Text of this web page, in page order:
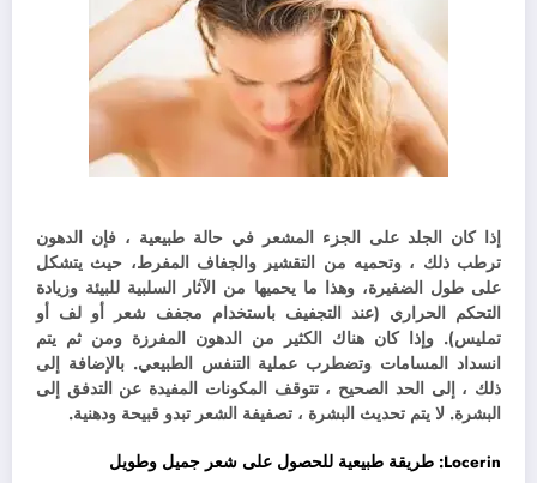
إذا كان الجلد على الجزء المشعر في حالة طبيعية ، فإن الدهون
ترطب ذلك ، وتحميه من التقشير والجفاف المفرط، حيث يتشكل
على طول الضفيرة، وهذا ما يحميها من الآثار السلبية للبيئة وزيادة
التحكم الحراري (عند التجفيف باستخدام مجفف شعر أو لف أو
تمليس). وإذا كان هناك الكثير من الدهون المفرزة ومن ثم يتم
انسداد المسامات وتضطرب عملية التنفس الطبيعي. بالإضافة إلى
ذلك ، إلى الحد الصحيح ، تتوقف المكونات المفيدة عن التدفق إلى
البشرة. لا يتم تحديث البشرة ، تصفيفة الشعر تبدو قبيحة ودهنية.
Locerin: طريقة طبيعية للحصول على شعر جميل وطويل